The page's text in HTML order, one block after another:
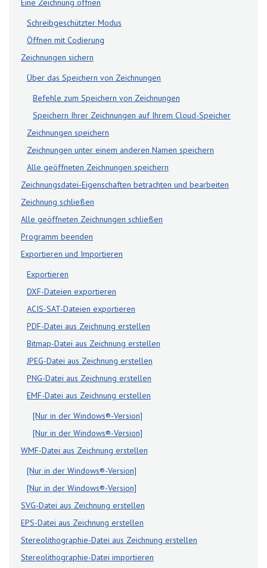
Eine Zeichnung öffnen
Schreibgeschützter Modus
Öffnen mit Codierung
Zeichnungen sichern
Über das Speichern von Zeichnungen
Befehle zum Speichern von Zeichnungen
Speichern Ihrer Zeichnungen auf Ihrem Cloud-Speicher
Zeichnungen speichern
Zeichnungen unter einem anderen Namen speichern
Alle geöffneten Zeichnungen speichern
Zeichnungsdatei-Eigenschaften betrachten und bearbeiten
Zeichnung schließen
Alle geöffneten Zeichnungen schließen
Programm beenden
Exportieren und Importieren
Exportieren
DXF-Dateien exportieren
ACIS-SAT-Dateien exportieren
PDF-Datei aus Zeichnung erstellen
Bitmap-Datei aus Zeichnung erstellen
JPEG-Datei aus Zeichnung erstellen
PNG-Datei aus Zeichnung erstellen
EMF-Datei aus Zeichnung erstellen
[Nur in der Windows®-Version]
[Nur in der Windows®-Version]
WMF-Datei aus Zeichnung erstellen
[Nur in der Windows®-Version]
[Nur in der Windows®-Version]
SVG-Datei aus Zeichnung erstellen
EPS-Datei aus Zeichnung erstellen
Stereolithographie-Datei aus Zeichnung erstellen
Stereolithographie-Datei importieren